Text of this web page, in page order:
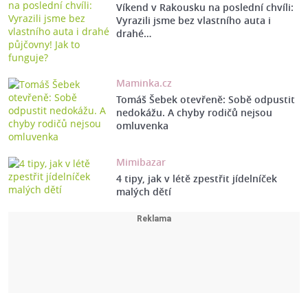
Víkend v Rakousku na poslední chvíli:
Vyrazili jsme bez vlastního auta i
drahé…
Maminka.cz
Tomáš Šebek otevřeně: Sobě odpustit
nedokážu. A chyby rodičů nejsou
omluvenka
Mimibazar
4 tipy, jak v létě zpestřit jídelníček
malých dětí